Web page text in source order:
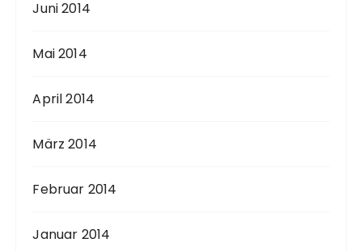
Juni 2014
Mai 2014
April 2014
März 2014
Februar 2014
Januar 2014